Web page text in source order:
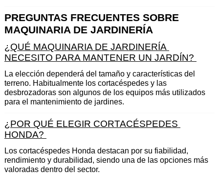
PREGUNTAS FRECUENTES SOBRE
MAQUINARIA DE JARDINERÍA
¿QUÉ MAQUINARIA DE JARDINERÍA
NECESITO PARA MANTENER UN JARDÍN?
La elección dependerá del tamaño y características del
terreno. Habitualmente los cortacéspedes y las
desbrozadoras son algunos de los equipos más utilizados
para el mantenimiento de jardines.
¿POR QUÉ ELEGIR CORTACÉSPEDES
HONDA?
Los cortacéspedes Honda destacan por su fiabilidad,
rendimiento y durabilidad, siendo una de las opciones más
valoradas dentro del sector.